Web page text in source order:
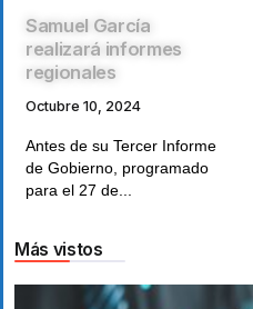
Samuel García
realizará informes
regionales
Octubre 10, 2024
Antes de su Tercer Informe
de Gobierno, programado
para el 27 de...
Más vistos